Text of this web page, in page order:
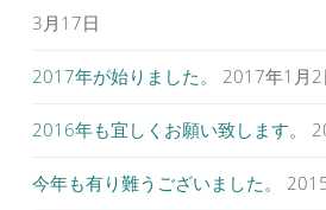
3月17日
2017年が始りました。 2017年1月2
2016年も宜しくお願い致します。
今年も有り難うございました。